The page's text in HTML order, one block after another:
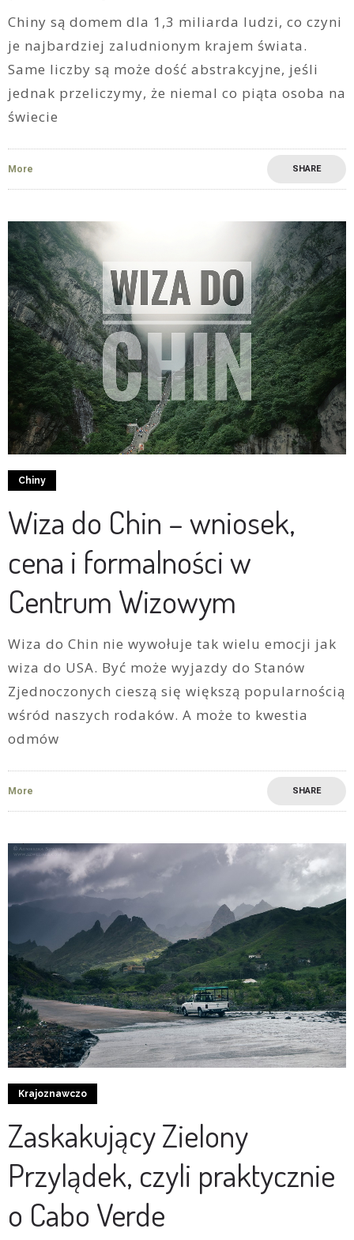
Chiny są domem dla 1,3 miliarda ludzi, co czyni
je najbardziej zaludnionym krajem świata.
Same liczby są może dość abstrakcyjne, jeśli
jednak przeliczymy, że niemal co piąta osoba na
świecie
More SHARE
Chiny
Wiza do Chin – wniosek,
cena i formalności w
Centrum Wizowym
Wiza do Chin nie wywołuje tak wielu emocji jak
wiza do USA. Być może wyjazdy do Stanów
Zjednoczonych cieszą się większą popularnością
wśród naszych rodaków. A może to kwestia
odmów
More SHARE
Krajoznawczo
Zaskakujący Zielony
Przylądek, czyli praktycznie
o Cabo Verde